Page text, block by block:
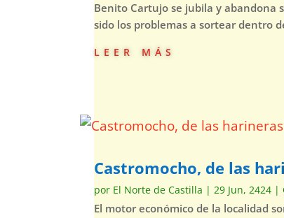
Benito Cartujo se jubila y abandona
sido los problemas a sortear dentro
leer más
Castromocho, de las
por El Norte de Castilla |29 Jun, 2424 |
El motor económico de la localidad